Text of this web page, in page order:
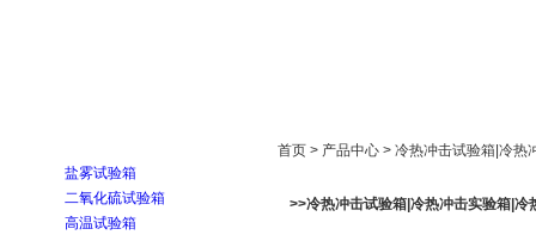
盐雾试验箱
二氧化硫试验箱
高温试验箱
首页 > 产品中心 > 冷热冲击试验箱|冷热
>>冷热冲击试验箱|冷热冲击实验箱|冷